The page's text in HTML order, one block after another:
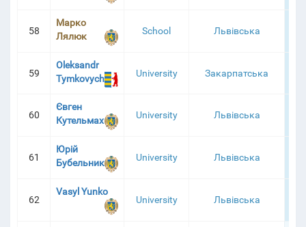
58
Марко
Лялюк
School Львівська
59
Oleksandr
Tymkovych
University Закарпатська
60
Євген
Кутельмах
University Львівська
61
Юрій
Бубельник
University Львівська
62
Vasyl Yunko
University Львівська